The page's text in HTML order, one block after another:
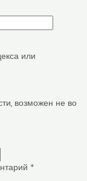
или
возможен не во
*